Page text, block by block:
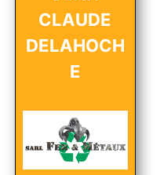
CLAUDE
DELAHOCH
E